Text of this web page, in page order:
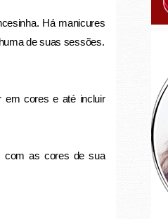
Há manicures
de suas sessões.
cores e até incluir
com as cores de sua